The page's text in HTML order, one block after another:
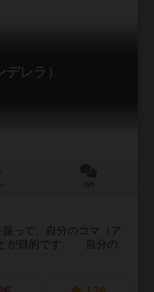
レラ）
って、自分のコマ（ア
が目的です。 自分の